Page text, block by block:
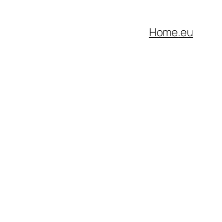
Home.eu